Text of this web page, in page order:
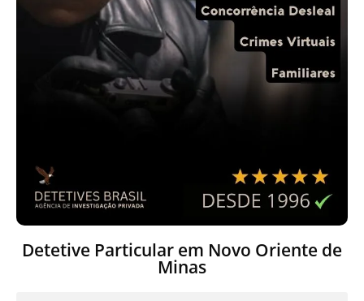
Detetive Particular em Novo Oriente de
Minas